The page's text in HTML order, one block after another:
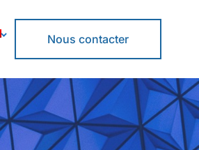
Nous contacter